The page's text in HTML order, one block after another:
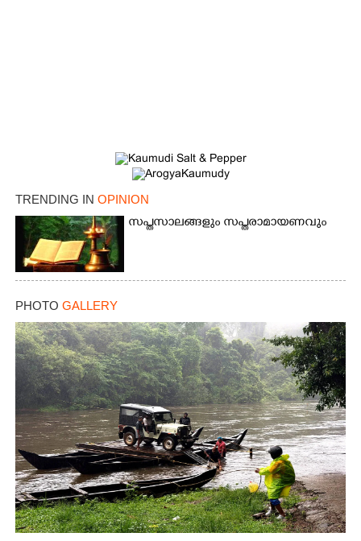
TRENDING IN OPINION
സപ്തസാലങ്ങളും സപ്തരാമായണവും
PHOTO GALLERY